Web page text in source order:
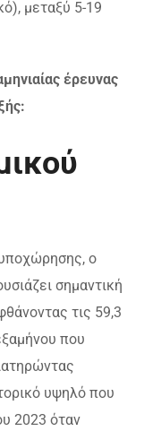
μεταξύ 5-19
έρευνας
ο
σημαντική
τις 59,3
που
υψηλό που
2023 όταν